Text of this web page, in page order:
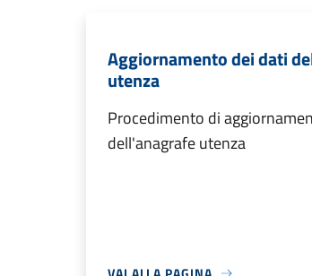
Aggiornamento dei dati
utenza
Procedimento di
dell'anagrafe utenza